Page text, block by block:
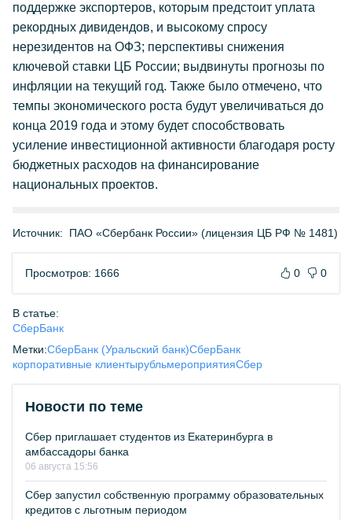
поддержке экспортеров, которым предстоит уплата
рекордных дивидендов, и высокому спросу
нерезидентов на ОФЗ; перспективы снижения
ключевой ставки ЦБ России; выдвинуты прогнозы по
инфляции на текущий год. Также было отмечено, что
темпы экономического роста будут увеличиваться до
конца 2019 года и этому будет способствовать
усиление инвестиционной активности благодаря росту
бюджетных расходов на финансирование
национальных проектов.
Источник: ПАО «Сбербанк России» (лицензия ЦБ РФ № 1481)
Просмотров: 1666 0 0
В статье:
СберБанк
Метки:СберБанк (Уральский банк)СберБанк
корпоративные клиентырубльмероприятияСбер
Новости по теме
Сбер приглашает студентов из Екатеринбурга в
амбассадоры банка
06 августа 15:56
Сбер запустил собственную программу образовательных
кредитов с льготным периодом